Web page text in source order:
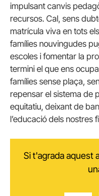
impulsant canvis
recursos. Cal, sens
matrícula viva en tots
famílies nouvingudes
escoles i fomentar la
termini el que ens
famílies sense plaça,
repensar el sistema de
equitatiu, deixant de
l’educació dels nostres
Si t'agrada aquest